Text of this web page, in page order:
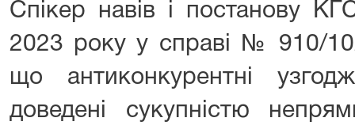
Спікер навів і постанову
2023 року у справі № 910/
що антиконкурентні
доведені сукупністю